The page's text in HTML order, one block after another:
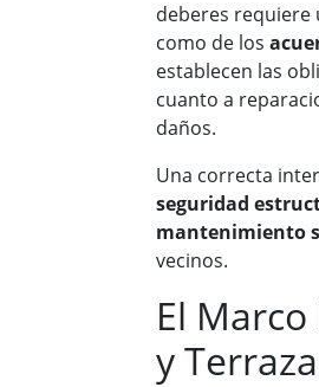
deberes requiere
como de los
establecen las
cuanto a
daños.
Una correcta
seguridad
mantenimiento
vecinos.
El
y